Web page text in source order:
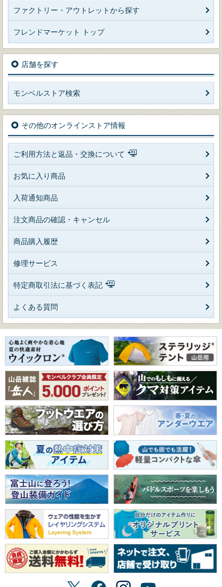
ファクトリー・アウトレットから探す
フレンドマーケット トップ
店舗を探す
モンベルストア検索
その他のオンラインストア情報
ご利用方法と返品・交換について
お気に入り商品
入荷通知商品
注文商品の確認・キャンセル
商品購入履歴
修理サービス
特定商取引法に基づく表記
よくある質問